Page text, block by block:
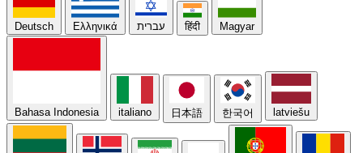
Deutsch Ελληνικά עברית हिंदी Magyar
Bahasa Indonesia italiano 日本語 한국어 latviešu